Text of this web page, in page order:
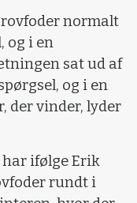
normalt
og i en
sat ud af
og i en
der vinder, lyder
ifølge Erik
rundt i